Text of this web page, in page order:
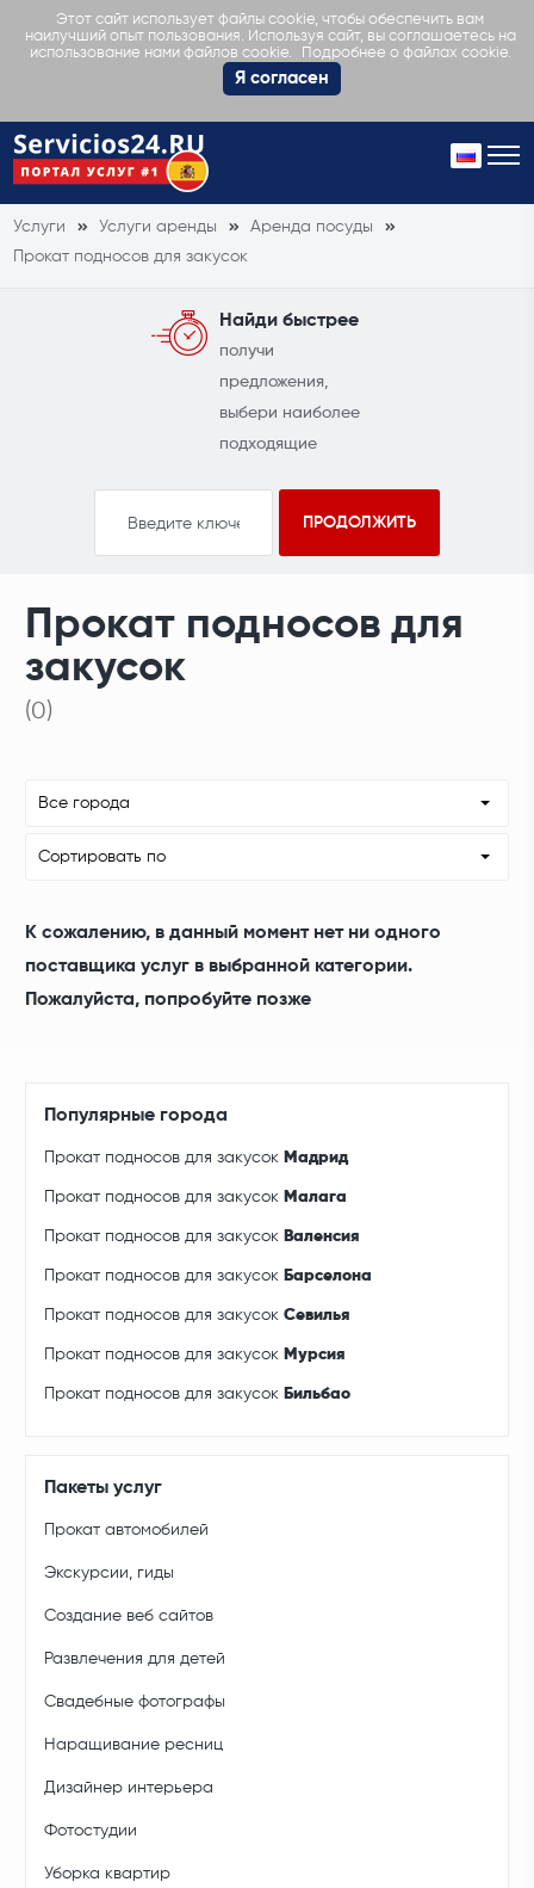
Этот сайт использует файлы cookie, чтобы обеспечить вам
наилучший опыт пользования. Используя сайт, вы соглашаетесь на
использование нами файлов cookie.
Подробнее о файлах cookie.
Я согласен
Услуги Услуги аренды
Аренда посуды
Прокат подносов для закусок
Найди быстрее
получи
предложения,
выбери наиболее
подходящие
Прокат подносов для
закусок
(0)
Все города
Сортировать по
К сожалению, в данный момент нет ни одного
поставщика услуг в выбранной категории.
Пожалуйста, попробуйте позже
Популярные города
Прокат подносов для закусок Мадрид
Прокат подносов для закусок Малага
Прокат подносов для закусок Валенсия
Прокат подносов для закусок Барселона
Прокат подносов для закусокСевилья
Прокат подносов для закусок Мурсия
Прокат подносов для закусок Бильбао
Пакеты услуг
Прокат автомобилей
Экскурсии, гиды
Создание веб сайтов
Развлечения для детей
Свадебные фотографы
Наращивание ресниц
Дизайнер интерьера
Фотостудии
Уборка квартир